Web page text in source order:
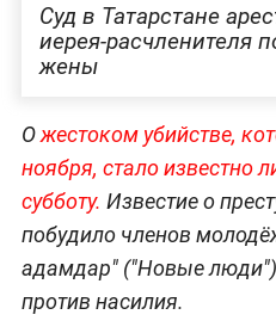
Суд в Татарстане
иерея-расчленителя
жены
Ожестоком убийстве,
ноября, стало известно
субботу. Известие о
побудило членов
адамдар" ("Новые люди")
против насилия.